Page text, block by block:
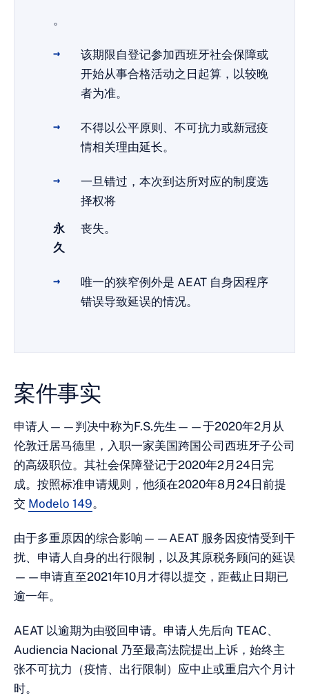
。
该期限自登记参加西班牙社会保障或
开始从事合格活动之日起算，以较晚
者为准。
不得以公平原则、不可抗力或新冠疫
情相关理由延长。
一旦错过，本次到达所对应的制度选
择权将
永
久
丧失。
唯一的狭窄例外是 AEAT 自身因程序
错误导致延误的情况。
案件事实
申请人——判决中称为F.S.先生——于2020年2月从
伦敦迁居马德里，入职一家美国跨国公司西班牙子公司
的高级职位。其社会保障登记于2020年2月24日完
成。按照标准申请规则，他须在2020年8月24日前提
交 Modelo 149。
由于多重原因的综合影响——AEAT 服务因疫情受到干
扰、申请人自身的出行限制，以及其原税务顾问的延误
——申请直至2021年10月才得以提交，距截止日期已
逾一年。
AEAT 以逾期为由驳回申请。申请人先后向 TEAC、
Audiencia Nacional 乃至最高法院提出上诉，始终主
张不可抗力（疫情、出行限制）应中止或重启六个月计
时。